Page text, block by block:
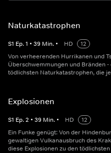
Naturkatastrophen
S1 Ep.1 • 39 Min. • HD
12
Von verheerenden Hurrikanen und
Überschwemmungen und Bränden
tödlichsten Naturkatastrophen, die
Explosionen
S1 Ep.2 • 39 Min. • HD
12
Ein Funke genügt: Von der
gewaltigen Vulkanausbruch des
diese Explosionen zu den